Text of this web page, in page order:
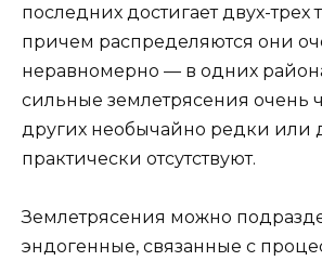
последних достигает двух-трех
причем распределяются они
неравномерно — в одних
сильные землетрясения очень
других необычайно редки или
практически отсутствуют.
Землетрясения можно
эндогенные, связанные с